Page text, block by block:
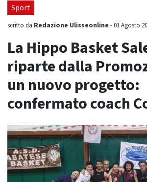
Sport
scritto da Redazione Ulisseonline -01 Agosto
La Hippo Basket
riparte dalla
un nuovo progetto:
confermato coach